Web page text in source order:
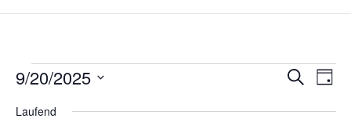
Veranstaltungen
September und
SucheTag
9/20/2025
wählen.
Laufend